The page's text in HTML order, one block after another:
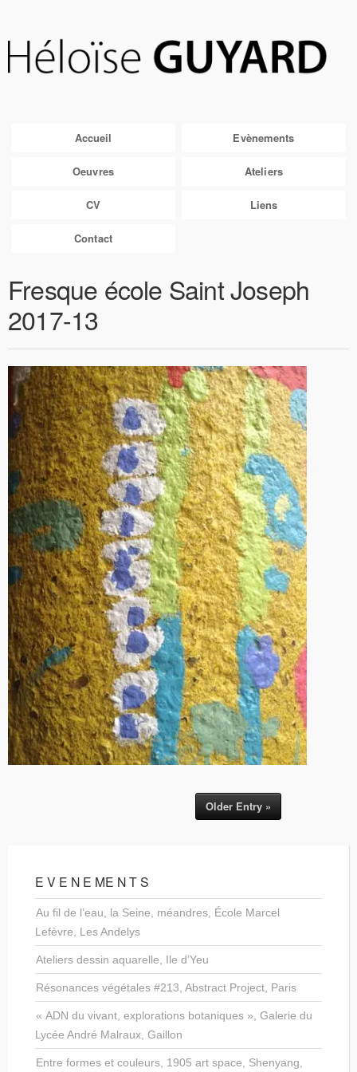
Accueil Evènements
Oeuvres Ateliers
CV Liens
Contact
Fresque école Saint Joseph
2017-13
Older Entry »
E V E N E ME N T S
Au fil de l’eau, la Seine, méandres, École Marcel
Lefèvre, Les Andelys
Ateliers dessin aquarelle, Ile d’Yeu
Résonances végétales #213, Abstract Project, Paris
« ADN du vivant, explorations botaniques », Galerie du
Lycée André Malraux, Gaillon
Entre formes et couleurs, 1905 art space, Shenyang,